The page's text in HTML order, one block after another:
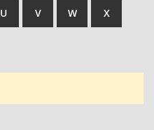
U V W X